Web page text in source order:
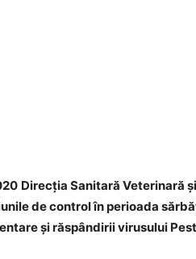
Direcția Sanitară Veterinară
de control în perioada
și răspândirii virusului